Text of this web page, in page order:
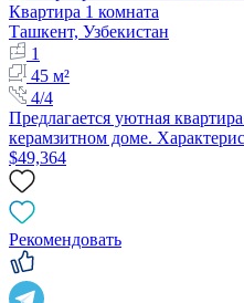
Квартира 1 комната
Ташкент, Узбекистан
1
45 м²
4/4
Предлагается уютная
керамзитном доме.
$49,364
Рекомендовать